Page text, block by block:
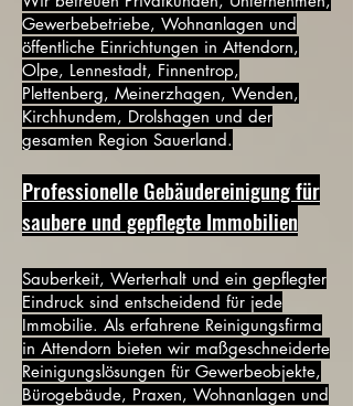
Gewerbebetriebe, Wohnanlagen und
öffentliche Einrichtungen in Attendorn,
Olpe, Lennestadt, Finnentrop,
Plettenberg, Meinerzhagen, Wenden,
Kirchhundem, Drolshagen und der
gesamten Region Sauerland.
Professionelle Gebäudereinigung für
saubere und gepflegte Immobilien
Sauberkeit, Werterhalt und ein gepflegter
Eindruck sind entscheidend für jede
Immobilie. Als erfahrene Reinigungsfirma
in Attendorn bieten wir maßgeschneiderte
Reinigungslösungen für Gewerbeobjekte,
Bürogebäude, Praxen, Wohnanlagen und